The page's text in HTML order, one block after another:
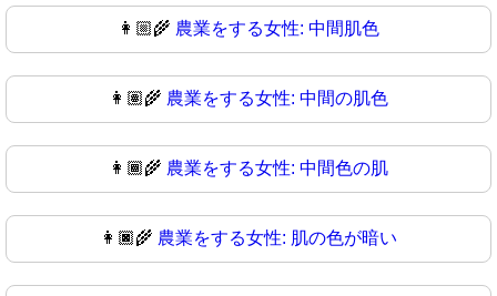
👩🏼‍🌾 農業をする女性: 中間肌色
👩🏽‍🌾 農業をする女性: 中間の肌色
👩🏾‍🌾 農業をする女性: 中間色の肌
👩🏿‍🌾 農業をする女性: 肌の色が暗い